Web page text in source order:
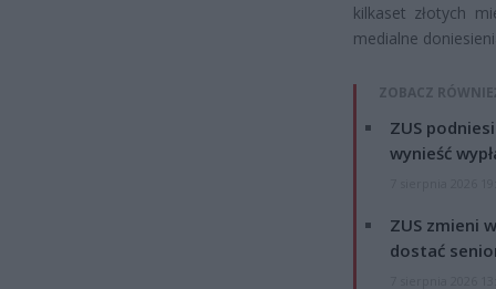
kilkaset złotych
medialne
ZOBACZ
ZUS
wynieść
ZUS zmieni
dostać